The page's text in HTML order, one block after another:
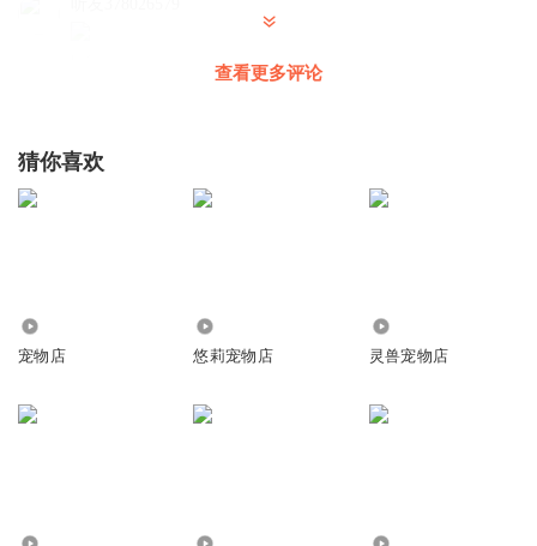
我是个小女孩
💭♥️💬🔔♦️💭🔈🔸🔈🔙⚪️🔸🔻🔚🔕♦️🔕🔘🔕〰️🔕🔻🕑〰️🃏🔸
查看更多评论
猜你喜欢
宠物店 悠莉宠物店 灵兽宠物店